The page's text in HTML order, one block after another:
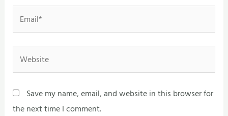
Email*
Website
Save my name, email, and website in this browser for
the next time I comment.